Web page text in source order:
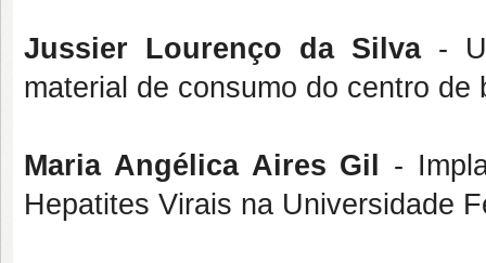
Jussier Lourenço da Silva-
material de consumo do centro
Maria Angélica Aires Gil
-
Hepatites Virais na Universidade